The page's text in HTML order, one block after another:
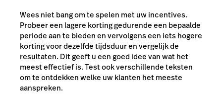
Wees niet bang om te spelen met uw incentives.
Probeer een lagere korting gedurende een bepaalde
periode aan te bieden en vervolgens een iets hogere
korting voor dezelfde tijdsduur en vergelijk de
resultaten. Dit geeft u een goed idee van wat het
meest effectief is. Test ook verschillende teksten
om te ontdekken welke uw klanten het meeste
aanspreken.